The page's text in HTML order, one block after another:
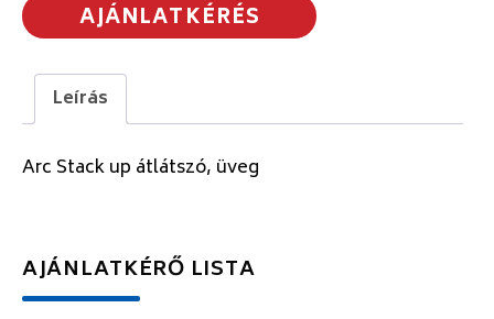
AJÁNLATKÉRÉS
Leírás
Arc Stack up átlátszó, üveg
AJÁNLATKÉRŐ LISTA